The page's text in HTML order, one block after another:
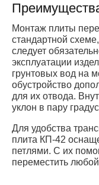
Монтаж плиты
стандартной
следует
эксплуатации
грунтовых вод на
обустройство
для их отвода.
уклон в пару
Для удобства
плита КП-42
петлями. С их
переместить